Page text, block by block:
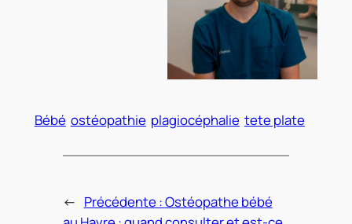
Bébé ostéopathie plagiocéphalie tete plate
← Précédente :Ostéopathe bébé